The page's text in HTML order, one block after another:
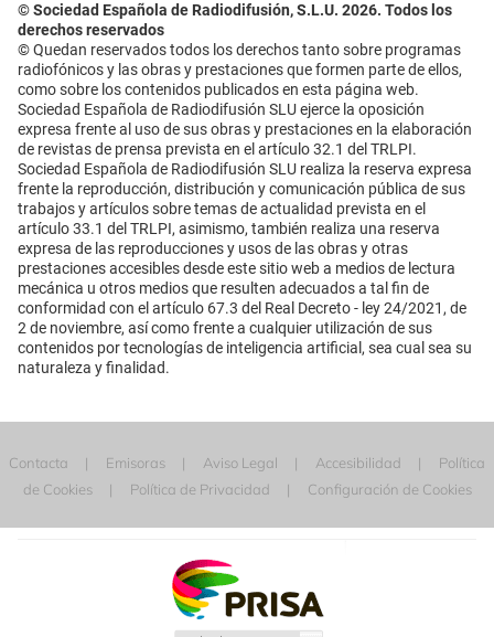
© Sociedad Española de Radiodifusión, S.L.U. 2026. Todos los
derechos reservados
© Quedan reservados todos los derechos tanto sobre programas
radiofónicos y las obras y prestaciones que formen parte de ellos,
como sobre los contenidos publicados en esta página web.
Sociedad Española de Radiodifusión SLU ejerce la oposición
expresa frente al uso de sus obras y prestaciones en la elaboración
de revistas de prensa prevista en el artículo 32.1 del TRLPI.
Sociedad Española de Radiodifusión SLU realiza la reserva expresa
frente la reproducción, distribución y comunicación pública de sus
trabajos y artículos sobre temas de actualidad prevista en el
artículo 33.1 del TRLPI, asimismo, también realiza una reserva
expresa de las reproducciones y usos de las obras y otras
prestaciones accesibles desde este sitio web a medios de lectura
mecánica u otros medios que resulten adecuados a tal fin de
conformidad con el artículo 67.3 del Real Decreto - ley 24/2021, de
2 de noviembre, así como frente a cualquier utilización de sus
contenidos por tecnologías de inteligencia artificial, sea cual sea su
naturaleza y finalidad.
Contacta Emisoras Aviso Legal Accesibilidad
Política
de Cookies
Política de Privacidad Configuración de Cookies